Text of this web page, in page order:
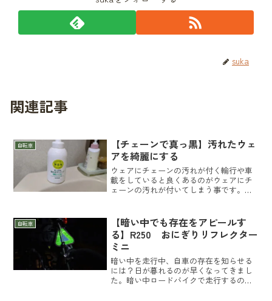
suka
関連記事
自転車
【チェーンで真っ黒】汚れたウェ
アを綺麗にする
ウェアにチェーンの汚れが付く輪行や車
載をしていると良くあるのがウェアにチ
ェーンの汚れが付いてしまう事です。僕
ー。黒を選べば気にならないんだけど白
いのが好きだから仕方無い...
自転車
【暗い中でも存在をアピールす
る】R250 おにぎりリフレクター
ミニ
暗い中を走行中、自車の存在を知らせる
には？日が暮れるのが早くなってきまし
た。暗い中ロードバイクで走行するのに